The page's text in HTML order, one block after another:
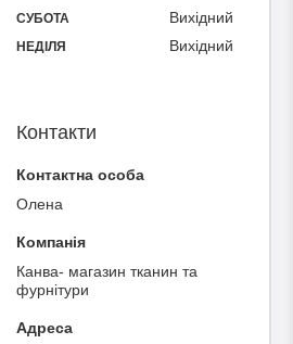
СУБОТА Вихідний
НЕДІЛЯ Вихідний
Контакти
Олена
Канва- магазин тканин та
фурнітури